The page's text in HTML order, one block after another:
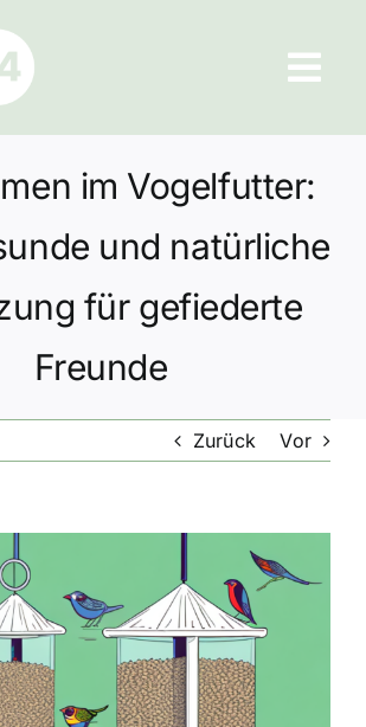
im Vogelfutter:
und natürliche
für gefiederte
Freunde
Zurück Vor